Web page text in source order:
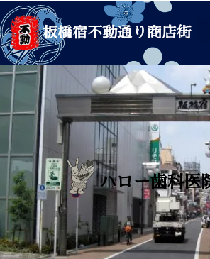
板橋宿不動通り商店街
ハロー歯科医